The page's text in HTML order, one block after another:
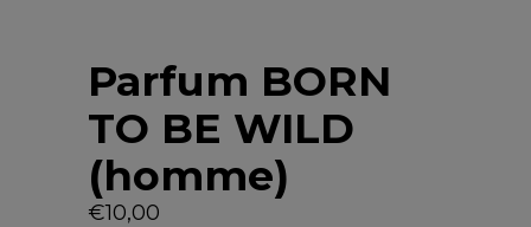
Parfum BORN
TO BE WILD
(homme)
€10,00